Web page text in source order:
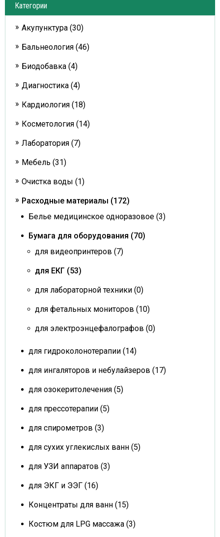
Категории
Акупунктура (30)
Бальнеология (46)
Биодобавка (4)
Диагностика (4)
Кардиология (18)
Косметология (14)
Лаборатория (7)
Мебель (31)
Очистка воды (1)
Расходные материалы (172)
Белье медицинское одноразовое (3)
Бумага для оборудования (70)
для видеопринтеров (7)
для ЕКГ (53)
для лабораторной техники (0)
для фетальных мониторов (10)
для электроэнцефалографов (0)
для гидроколонотерапии (14)
для ингаляторов и небулайзеров (17)
для озокеритолечения (5)
для прессотерапии (5)
для спирометров (3)
для сухих углекислых ванн (5)
для УЗИ аппаратов (3)
для ЭКГ и ЭЭГ (16)
Концентраты для ванн (15)
Костюм для LPG массажа (3)